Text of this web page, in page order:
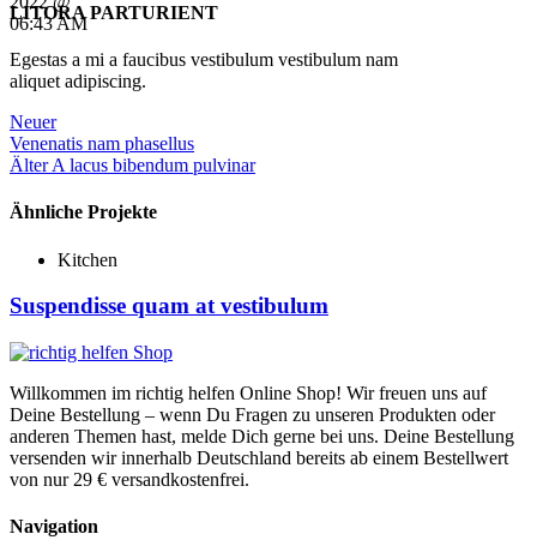
LITORA PARTURIENT
Egestas a mi a faucibus vestibulum vestibulum nam
aliquet adipiscing.
Neuer
Venenatis nam phasellus
Älter A lacus bibendum pulvinar
Ähnliche Projekte
Kitchen
Suspendisse quam at vestibulum
Willkommen im richtig helfen Online Shop! Wir freuen uns auf
Deine Bestellung – wenn Du Fragen zu unseren Produkten oder
anderen Themen hast, melde Dich gerne bei uns. Deine Bestellung
versenden wir innerhalb Deutschland bereits ab einem Bestellwert
von nur 29 € versandkostenfrei.
Navigation